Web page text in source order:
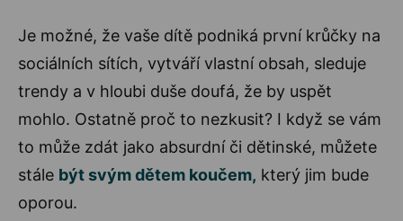
Je možné, že vaše dítě podniká první krůčky na
sociálních sítích, vytváří vlastní obsah, sleduje
trendy a v hloubi duše doufá, že by uspět
mohlo. Ostatně proč to nezkusit? I když se vám
to může zdát jako absurdní či dětinské, můžete
stále být svým dětem koučem, který jim bude
oporou.